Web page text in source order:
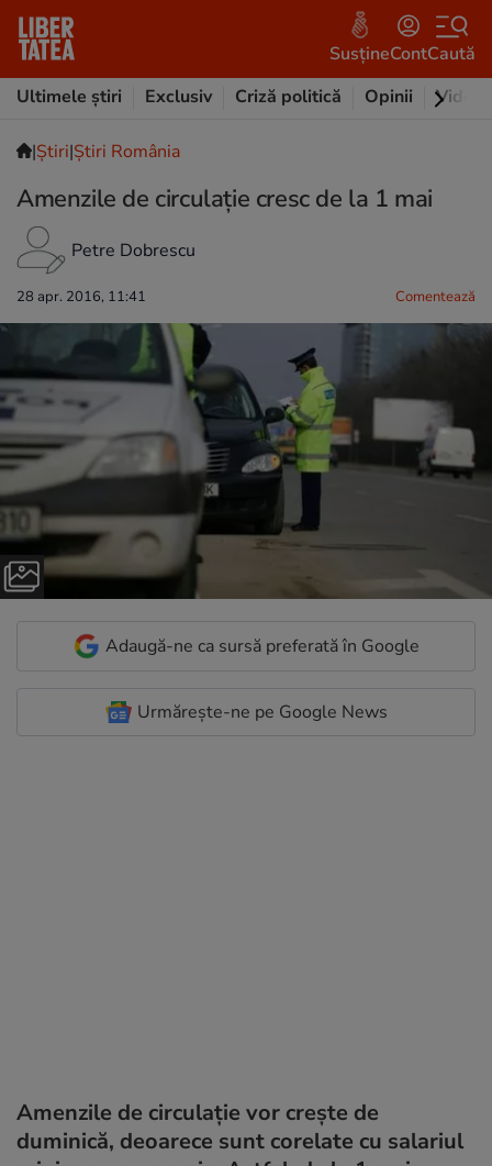
SusțineContCaută
Ultimele știri
Exclusiv Criză politică Opinii Video
|Ştiri|Știri România
Amenzile de circulație cresc de la 1 mai
Petre Dobrescu
28 apr. 2016, 11:41 Comentează
Adaugă-ne ca sursă preferată în Google
Urmărește-ne pe Google News
Amenzile de circulație vor crește de
duminică, deoarece sunt corelate cu salariul